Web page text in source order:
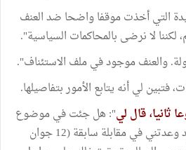
التي أخذت موقفا واضحا ضد العنف
لا نرضى بالمحاكمات السياسية".
والعنف موجود في ملف الاستئناف".
فتبين لي أنه يتابع الأمور بتفاصيلها.
ثانيا، قال لي": هل جئت في موضوع
الحبيب عاشور؟ قلت نعم. لقد وعدتني في مقابلة سابقة (12 جوان